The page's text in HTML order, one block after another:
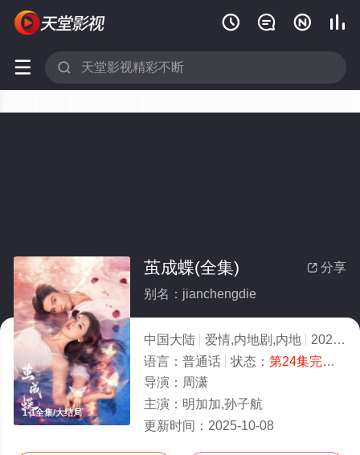
   
 
1-1全集/大结局
 分享
茧成蝶​(全集)
别名：jianchengdie
中国大陆 爱情,内地剧,内地 2025
语言： 普通话 状态： 第24集完结
导演： 周潇
主演： 明加加,孙子航
更新时间： 2025-10-08